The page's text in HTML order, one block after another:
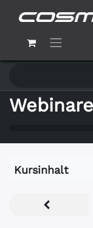
Kursinhalt